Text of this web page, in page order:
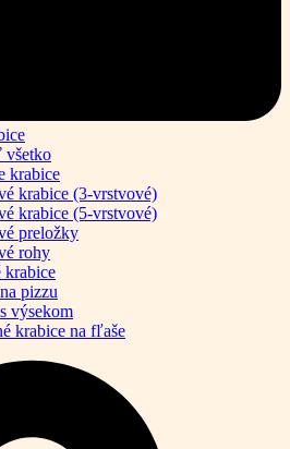
všetko
krabice
krabice (3-vrstvové)
krabice (5-vrstvové)
preložky
rohy
pizzu
výsekom
krabice na fľaše